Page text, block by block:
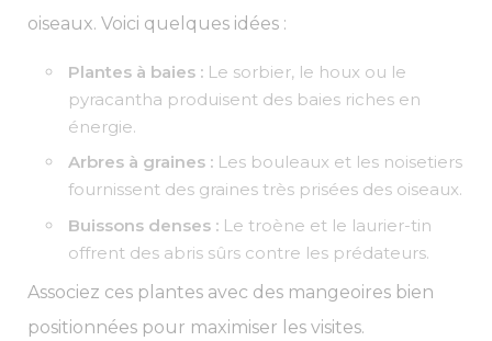
oiseaux. Voici quelques idées :
Plantes à baies : Le sorbier, le houx ou le
pyracantha produisent des baies riches en
énergie.
Arbres à graines : Les bouleaux et les noisetiers
fournissent des graines très prisées des oiseaux.
Buissons denses : Le troène et le laurier-tin
offrent des abris sûrs contre les prédateurs.
Associez ces plantes avec des mangeoires bien
positionnées pour maximiser les visites.